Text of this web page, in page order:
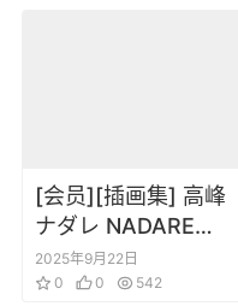
[会员][插画集] 高峰
ナダレ NADARE
TAKAMINE
ARTWORK -
2025年9月22日
0
0 542